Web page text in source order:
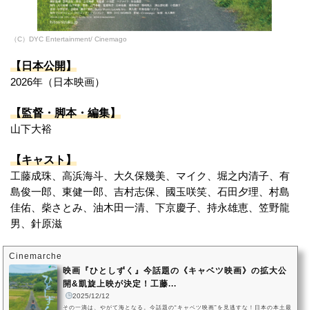
（C）DYC Entertainment/ Cinemago
【日本公開】
2026年（日本映画）
【監督・脚本・編集】
山下大裕
【キャスト】
工藤成珠、高浜海斗、大久保幾美、マイク、堀之内清子、有
島俊一郎、東健一郎、吉村志保、國玉咲笑、石田夕理、村島
佳佑、柴さとみ、油木田一清、下京慶子、持永雄恵、笠野龍
男、針原滋
Cinemarche
映画『ひとしずく』今話題の《キャベツ映画》の拡大公
開&凱旋上映が決定！工藤...
2025/12/12
その一滴は、やがて海となる。今話題の“キャベツ映画”を見逃すな！日本の本土最